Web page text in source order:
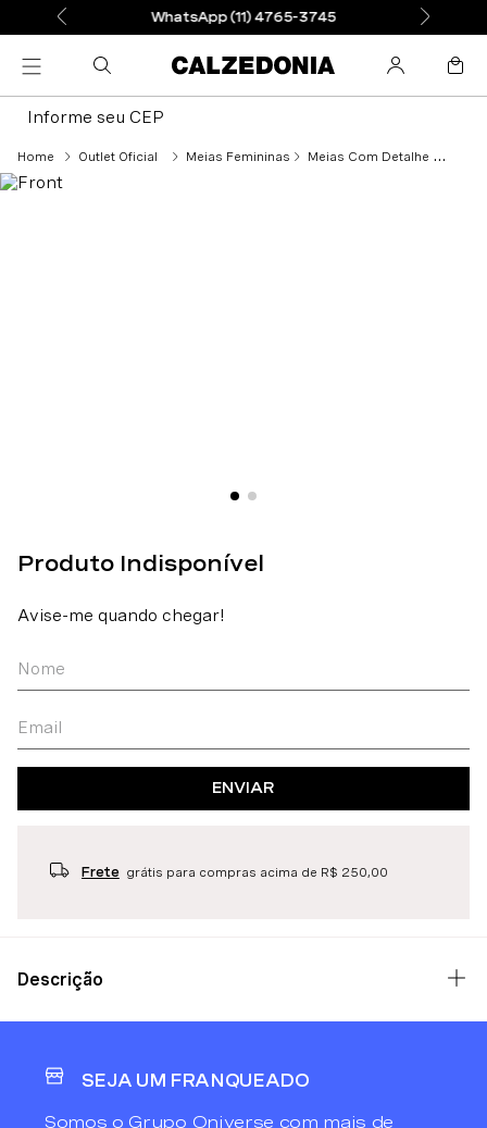
WhatsApp (11) 4765-3745
Informe seu CEP
Outlet Oficial Meias Femininas Meias Com Detalhe Trançado Com Cashmere - Preto
ENVIAR
Frete grátis para compras acima de R$ 250,00
Descrição
SEJA UM FRANQUEADO
Somos o Grupo Oniverse com mais de